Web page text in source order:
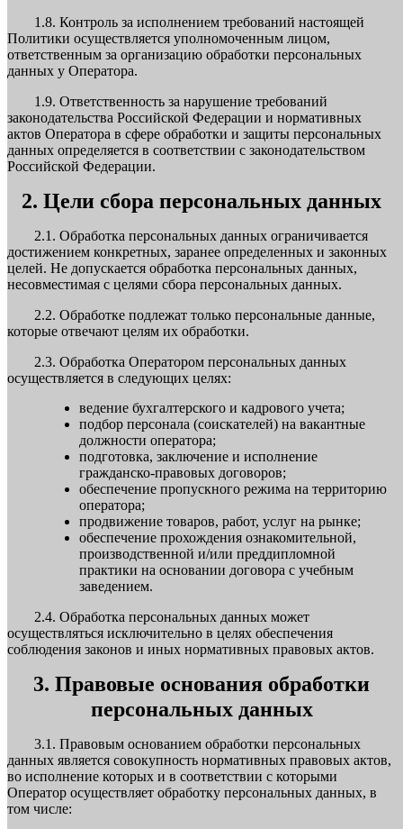
1.8. Контроль за исполнением требований настоящей
Политики осуществляется уполномоченным лицом,
ответственным за организацию обработки персональных
данных у Оператора.
1.9. Ответственность за нарушение требований
законодательства Российской Федерации и нормативных
актов Оператора в сфере обработки и защиты персональных
данных определяется в соответствии с законодательством
Российской Федерации.
2. Цели сбора персональных данных
2.1. Обработка персональных данных ограничивается
достижением конкретных, заранее определенных и законных
целей. Не допускается обработка персональных данных,
несовместимая с целями сбора персональных данных.
2.2. Обработке подлежат только персональные данные,
которые отвечают целям их обработки.
2.3. Обработка Оператором персональных данных
осуществляется в следующих целях:
ведение бухгалтерского и кадрового учета;
подбор персонала (соискателей) на вакантные
должности оператора;
подготовка, заключение и исполнение
гражданско-правовых договоров;
обеспечение пропускного режима на территорию
оператора;
продвижение товаров, работ, услуг на рынке;
обеспечение прохождения ознакомительной,
производственной и/или преддипломной
практики на основании договора с учебным
заведением.
2.4. Обработка персональных данных может
осуществляться исключительно в целях обеспечения
соблюдения законов и иных нормативных правовых актов.
3. Правовые основания обработки
персональных данных
3.1. Правовым основанием обработки персональных
данных является совокупность нормативных правовых актов,
во исполнение которых и в соответствии с которыми
Оператор осуществляет обработку персональных данных, в
том числе: